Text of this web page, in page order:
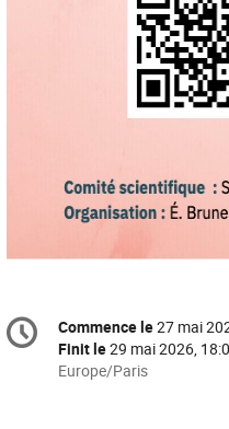
Information
de
Date/Heure
Commence le27 mai
Finit le29 mai 2026,
Toutes
Europe/Paris